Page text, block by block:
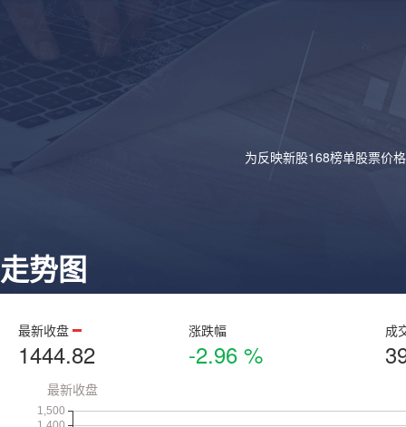
为反映新股168榜单股票价
走势图
最新收盘
1444.82
涨跌幅
-2.96 %
成